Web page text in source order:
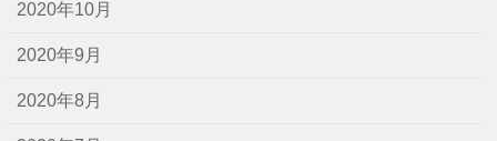
2020年10月
2020年9月
2020年8月